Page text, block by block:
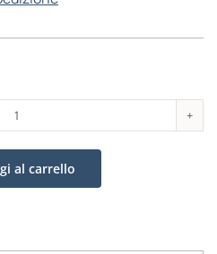
Atlante
delle
inquietudini
al carrello